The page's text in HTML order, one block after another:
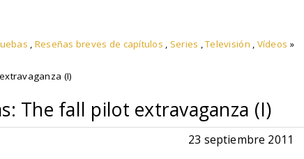
, Reseñas breves de capítulos , Series ,Televisión , Vídeos »
(I)
The fall pilot extravaganza (I)
23 septiembre 2011